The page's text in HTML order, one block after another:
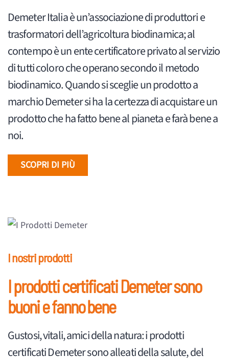
Demeter Italia è un’associazione di produttori e
trasformatori dell’agricoltura biodinamica; al
contempo è un ente certificatore privato al servizio
di tutti coloro che operano secondo il metodo
biodinamico. Quando si sceglie un prodotto a
marchio Demeter si ha la certezza di acquistare un
prodotto che ha fatto bene al pianeta e farà bene a
noi.
SCOPRI DI PIÙ
I nostri prodotti
I prodotti certificati Demeter sono
buoni e fanno bene
Gustosi, vitali, amici della natura: i prodotti
certificati Demeter sono alleati della salute, del